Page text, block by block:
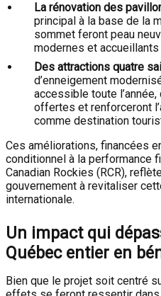
La rénovation des
principal à la base de la
sommet feront peau
modernes et
Des attractions quatre
d’enneigement
accessible toute
offertes et renforceront
comme destination
Ces améliorations, financées
conditionnel à la performance
Canadian Rockies (RCR),
gouvernement à revitaliser
internationale.
Un impact qui
Québec entier en
Bien que le projet soit centré